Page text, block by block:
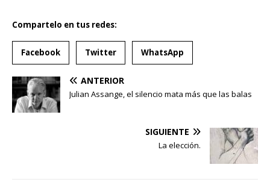
Compartelo en tus redes:
Facebook Twitter WhatsApp
ANTERIOR
Julian Assange, el silencio mata más que las balas
SIGUIENTE
La elección.